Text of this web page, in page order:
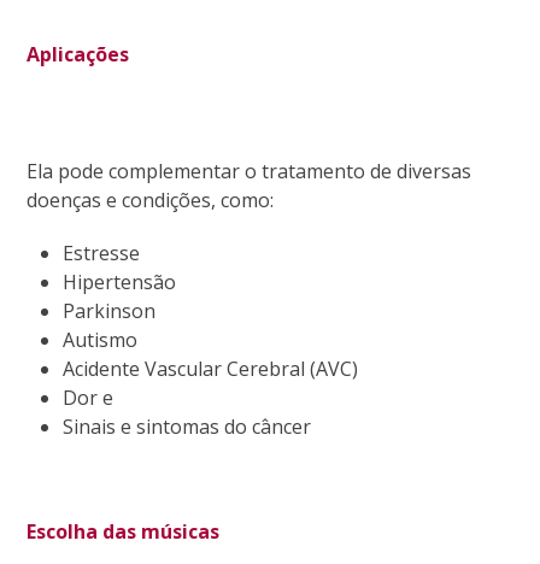
Aplicações
Ela pode complementar o tratamento de diversas
doenças e condições, como:
Estresse
Hipertensão
Parkinson
Autismo
Acidente Vascular Cerebral (AVC)
Dor e
Sinais e sintomas do câncer
Escolha das músicas